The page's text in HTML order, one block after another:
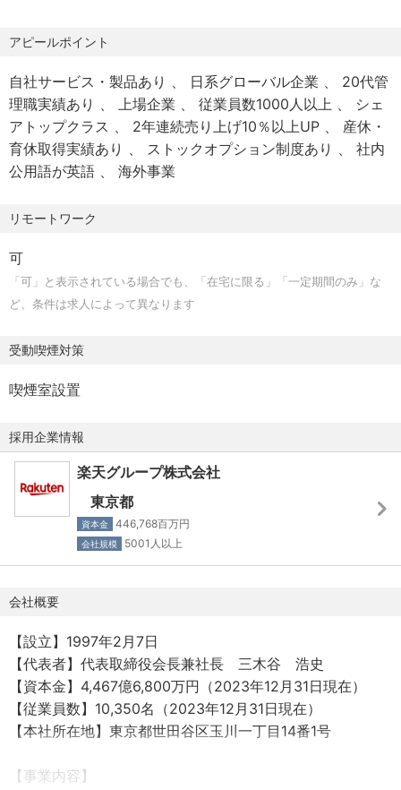
＜関わって頂くプロダクト例＞
・Risk Rating System (不正検知ツール、加盟店審査ツー
ル、AI 審査ツール)
・Anti Money Laundering (反社チェック、Anti Money
laundering ツール)
・Merchant Judgement System（加盟店_審査システム,
〇営業、マーケ、業務改善：
・マーケティングオートメーションシステム
・ポイント計算システム
＜業務イメージ＞
エンジニア複数チームのリスクマネジメント、WBS管理、
依存関係の可視化を行いながら一丸となってプロジェクト
を成功に導きます。
・同時並行で進めるプロダクト・サービス数：10サービス
程度
・1サービスのプロジェクト数：4-5案件
・プロジェクトマイルストーンの設定と合意形成
・プロジェクト成果物の定義
・リスクマネジメント
・プロジェクトステータスの把握とレポーティング
・ユーザーに提供するプロダクトの価値最大化
・プロダクトの改善継続
・リリース後のサービス運用
・3S（SAP,Salesforce,Service Now）の導入経験
アピールポイント
自社サービス・製品あり 日系グローバル企業
20代管
理職実績あり
上場企業 従業員数1000人以上
シェ
アトップクラス
2年連続売り上げ10％以上UP
産休・
育休取得実績あり
ストックオプション制度あり
社内
公用語が英語
海外事業
リモートワーク
可
「可」と表示されている場合でも、「在宅に限る」「一定期間のみ」な
ど、条件は求人によって異なります
受動喫煙対策
喫煙室設置
採用企業情報
楽天グループ株式会社
東京都
資本金 446,768百万円
会社規模 5001人以上
会社概要
【設立】1997年2月7日
【代表者】代表取締役会長兼社長 三木谷 浩史
【資本金】4,467億6,800万円（2023年12月31日現在）
【従業員数】10,350名（2023年12月31日現在）
【本社所在地】東京都世田谷区玉川一丁目14番1号
【事業内容】